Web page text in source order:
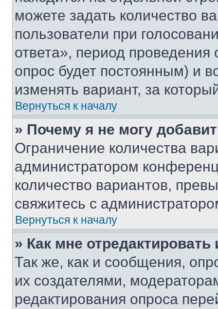
можете задать количество
пользователи при
ответа», период проведения
опрос будет постоянным) и
изменять вариант, за
Вернуться к началу
» Почему я не могу
Ограничение количества
администратором
количество вариантов,
свяжитесь с
Вернуться к началу
» Как мне
Так же, как и сообщения,
их создателями,
редактирования опроса